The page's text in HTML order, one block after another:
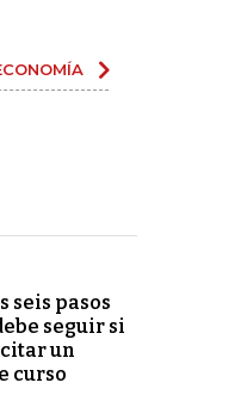
seis pasos
seguir si
un
curso